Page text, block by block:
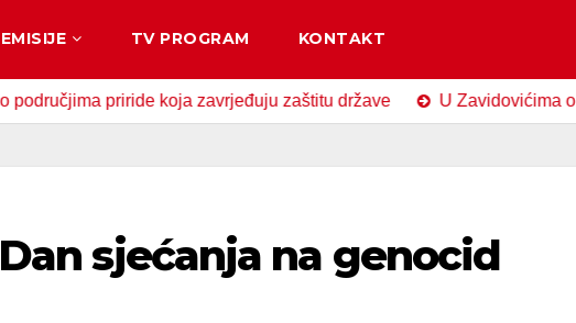
EMISIJE TV PROGRAM KONTAKT
priride koja zavrjeđuju zaštitu države U Zavidovićima
sjećanja na genocid